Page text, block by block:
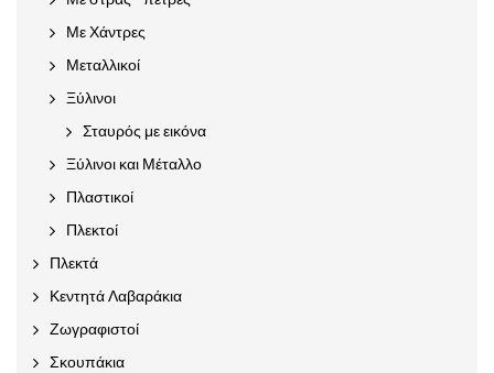
Με Χάντρες
Μεταλλικοί
Ξύλινοι
Σταυρός με εικόνα
Ξύλινοι και Μέταλλο
Πλαστικοί
Πλεκτοί
Πλεκτά
Κεντητά Λαβαράκια
Ζωγραφιστοί
Σκουπάκια